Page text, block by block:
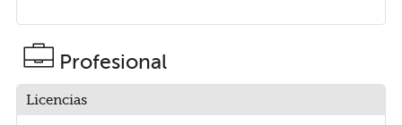
Profesional
Licencias